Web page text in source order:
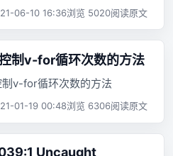
06-10 16:36浏览 5020阅读原文
制v-for循环次数的方法
v-for循环次数的方法
01-19 00:48浏览 6306阅读原文
Uncaught